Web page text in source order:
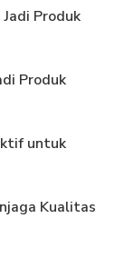
Produk
Produk
untuk
Kualitas